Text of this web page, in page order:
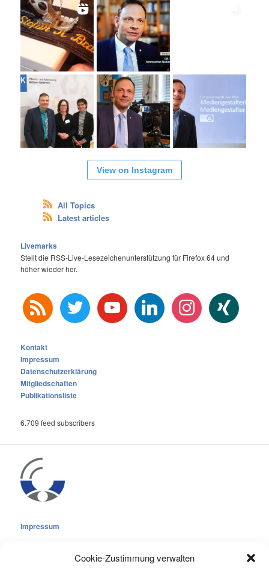
Cookie-Zustimmung verwalten
View on Instagram
All Topics
Latest articles
Livemarks
Stellt die RSS-Live-Lesezeichenunterstützung für Firefox 64 und
höher wieder her.
rss twitter youtube linkedin instagram xing
Kontakt
Impressum
Datenschutzerklärung
Mitgliedschaften
Publikationsliste
6.709 feed subscribers
Impressum